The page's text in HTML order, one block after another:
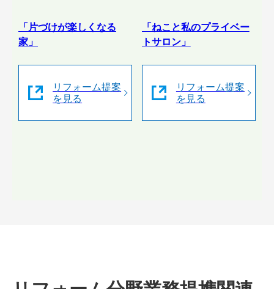
「片づけが楽しくなる
家」
リフォーム提案
を見る
「ねこと私のプライベー
トサロン」
リフォーム提案
を見る